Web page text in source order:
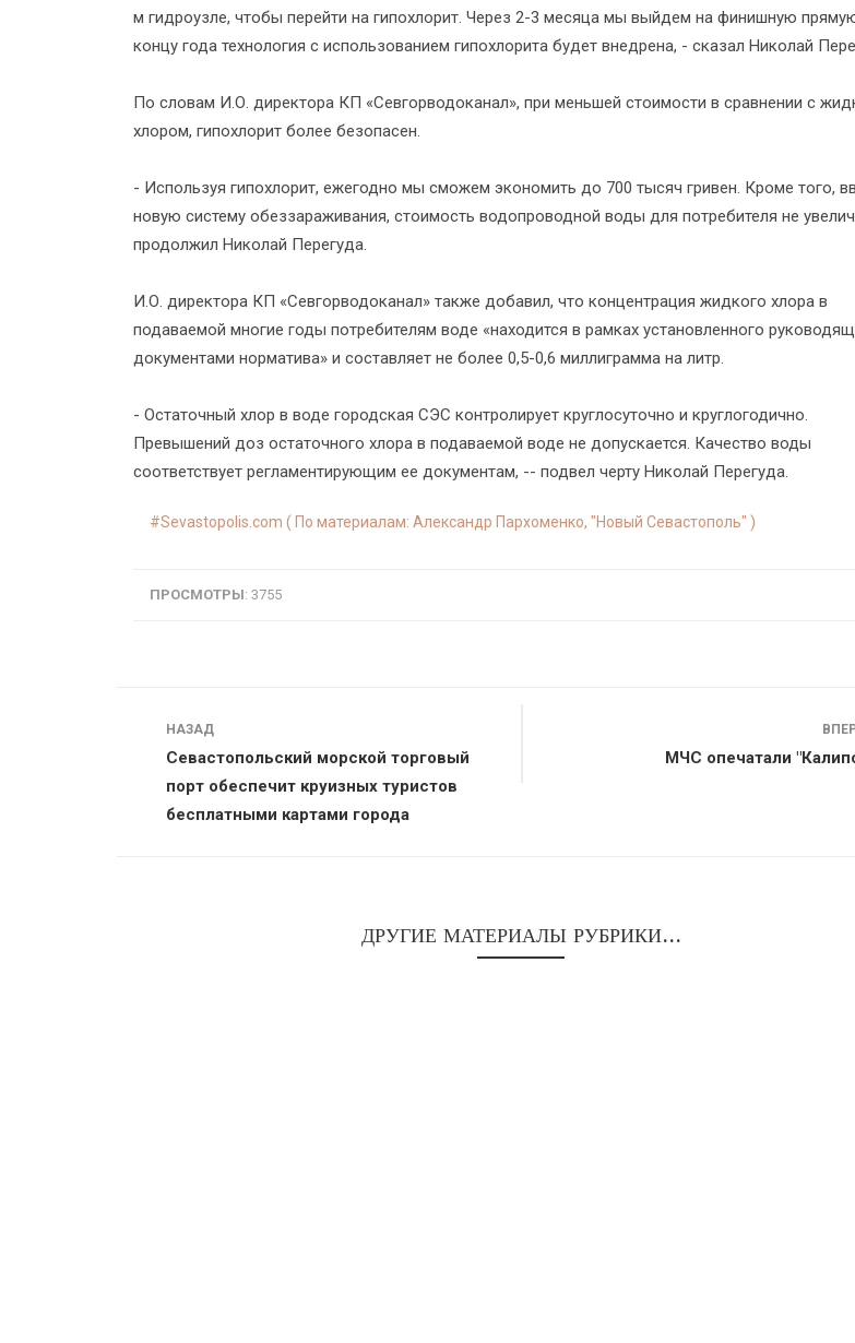
м гидроузле, чтобы перейти на гипохлорит. Через 2-3 месяца мы выйдем на финишную
концу года технология с использованием гипохлорита будет внедрена, - сказал Николай
По словам И.О. директора КП «Севгорводоканал», при меньшей стоимости в сравнении с
хлором, гипохлорит более безопасен.
- Используя гипохлорит, ежегодно мы сможем экономить до 700 тысяч гривен. Кроме того,
новую систему обеззараживания, стоимость водопроводной воды для потребителя не
продолжил Николай Перегуда.
И.О. директора КП «Севгорводоканал» также добавил, что концентрация жидкого хлора в
подаваемой многие годы потребителям воде «находится в рамках установленного
документами норматива» и составляет не более 0,5-0,6 миллиграмма на литр.
- Остаточный хлор в воде городская СЭС контролирует круглосуточно и круглогодично.
Превышений доз остаточного хлора в подаваемой воде не допускается. Качество воды
соответствует регламентирующим ее документам, -- подвел черту Николай Перегуда.
Sevastopolis.com ( По материалам: Александр Пархоменко, "Новый Севастополь" )
ПРОСМОТРЫ: 3755
Навигация
НАЗАД
Севастопольский морской торговый
порт обеспечит круизных туристов
бесплатными картами города
МЧС опечатали
ДРУГИЕ МАТЕРИАЛЫ РУБРИКИ...